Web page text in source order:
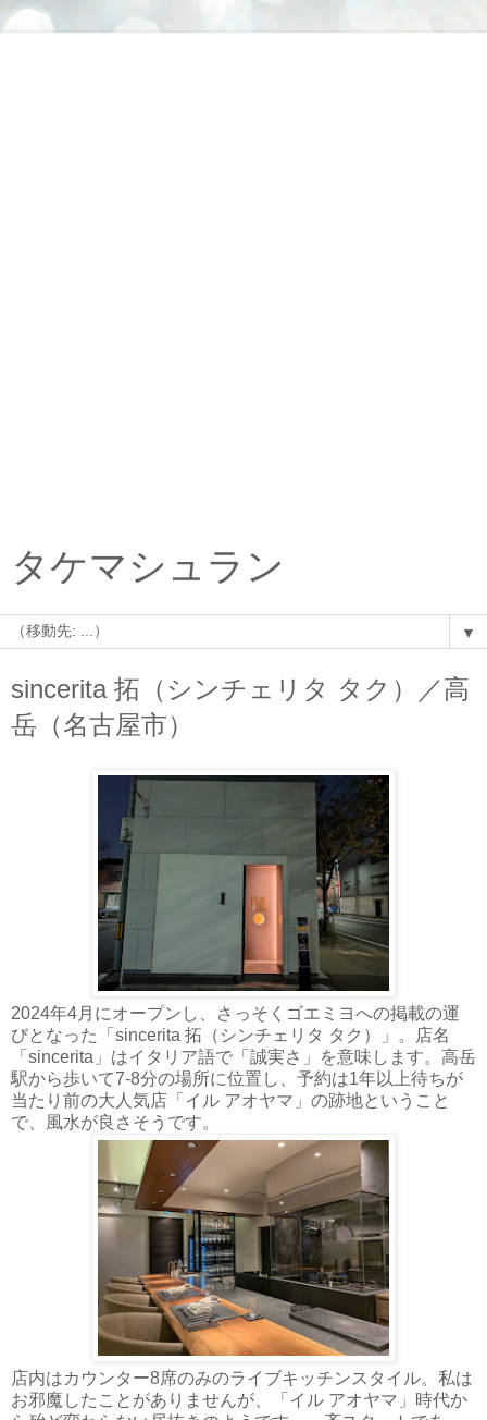
タケマシュラン
▼
sincerita 拓（シンチェリタ タク）／高
岳（名古屋市）
2024年4月にオープンし、さっそくゴエミヨへの掲載の運
びとなった「sincerita 拓（シンチェリタ タク）」。店名
「sincerita」はイタリア語で「誠実さ」を意味します。高岳
駅から歩いて7-8分の場所に位置し、予約は1年以上待ちが
当たり前の大人気店「イル アオヤマ」の跡地ということ
で、風水が良さそうです。
店内はカウンター8席のみのライブキッチンスタイル。私は
お邪魔したことがありませんが、「イル アオヤマ」時代か